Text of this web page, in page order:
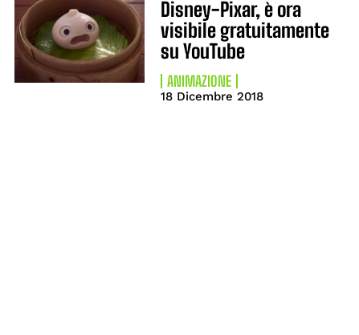
Disney-Pixar, è ora
visibile gratuitamente
su YouTube
ANIMAZIONE
18 Dicembre 2018